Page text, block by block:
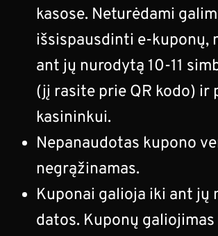
kasose. Neturėdami
išsispausdinti e-kuponų,
ant jų nurodytą 10-11
(jį rasite prie QR kodo) ir
kasininkui.
Nepanaudotas kupono
negrąžinamas.
Kuponai galioja iki ant jų
datos. Kuponų galiojimas